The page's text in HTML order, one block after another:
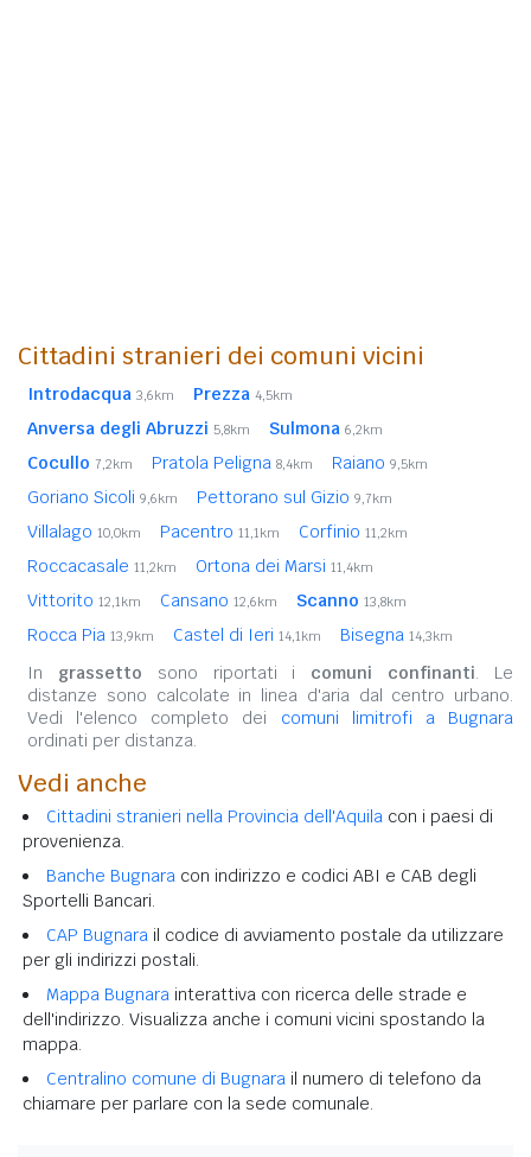
Cittadini stranieri dei comuni vicini
Introdacqua 3,6km Prezza 4,5km
Anversa degli Abruzzi 5,8km Sulmona 6,2km
Cocullo 7,2km Pratola Peligna 8,4km Raiano 9,5km
Goriano Sicoli 9,6km Pettorano sul Gizio 9,7km
Villalago 10,0km Pacentro 11,1km Corfinio 11,2km
Roccacasale 11,2km Ortona dei Marsi 11,4km
Vittorito 12,1km Cansano 12,6km Scanno 13,8km
Rocca Pia 13,9km Castel di Ieri 14,1km Bisegna 14,3km
In grassetto sono riportati i comuni confinanti. Le
distanze sono calcolate in linea d'aria dal centro urbano.
Vedi l'elenco completo dei comuni limitrofi a Bugnara
ordinati per distanza.
Vedi anche
Cittadini stranieri nella Provincia dell'Aquila con i paesi di
provenienza.
Banche Bugnara con indirizzo e codici ABI e CAB degli
Sportelli Bancari.
CAP Bugnara il codice di avviamento postale da utilizzare
per gli indirizzi postali.
Mappa Bugnara interattiva con ricerca delle strade e
dell'indirizzo. Visualizza anche i comuni vicini spostando la
mappa.
Centralino comune di Bugnara il numero di telefono da
chiamare per parlare con la sede comunale.